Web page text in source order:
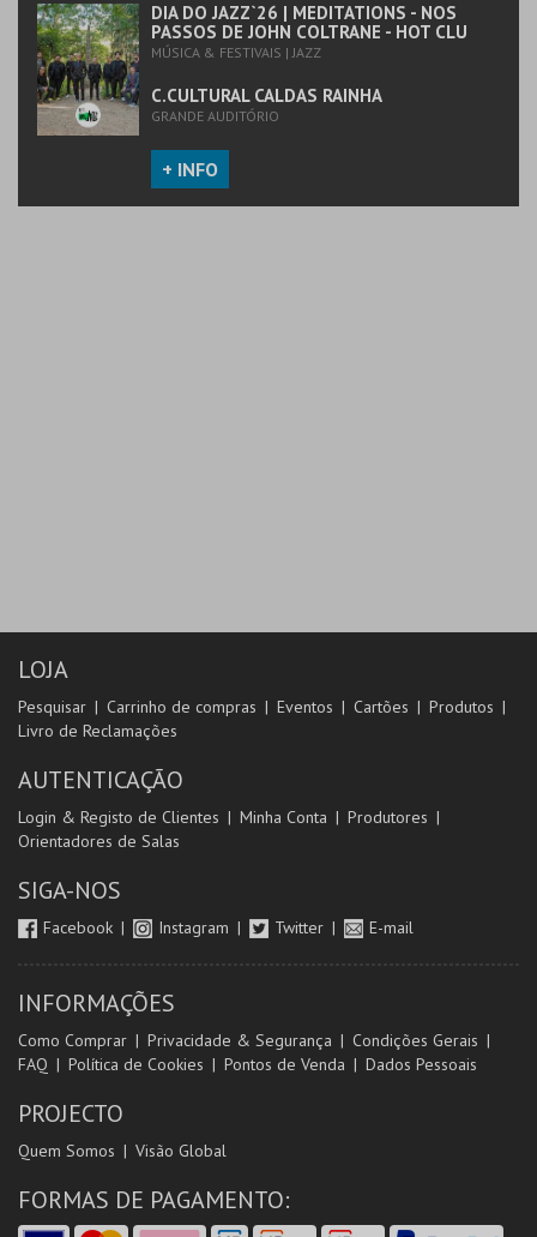
DIA DO JAZZ`26 | MEDITATIONS - NOS
PASSOS DE JOHN COLTRANE - HOT CLU
MÚSICA & FESTIVAIS | JAZZ
C.CULTURAL CALDAS RAINHA
GRANDE AUDITÓRIO
+ INFO
LOJA
Pesquisar Carrinho de compras Eventos Cartões
Produtos
Livro de Reclamações
AUTENTICAÇÃO
Login & Registo de Clientes Minha Conta
Produtores
Orientadores de Salas
SIGA-NOS
Facebook Instagram Twitter E-mail
INFORMAÇÕES
Como Comprar Privacidade & Segurança
Condições Gerais
FAQ
Política de Cookies Pontos de Venda Dados Pessoais
PROJECTO
Quem Somos Visão Global
FORMAS DE PAGAMENTO: